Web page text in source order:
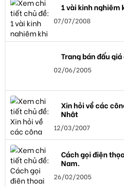
1 vài kinh nghiệm
07/07/2008
Trang bán đấu
02/06/2005
Xin hỏi về các
Nhật
12/03/2007
Cách gọi điện
Nam.
26/02/2005